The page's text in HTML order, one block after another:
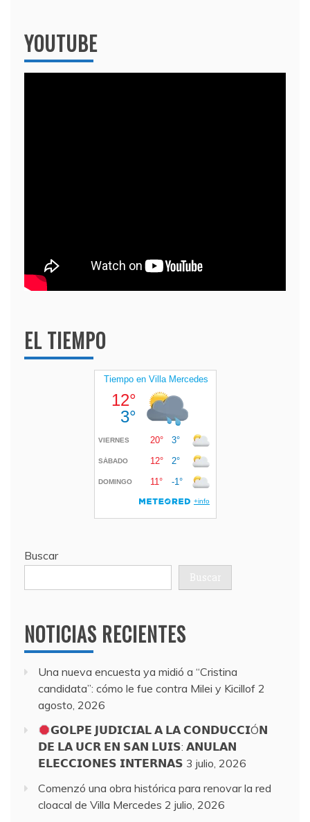
YOUTUBE
EL TIEMPO
Buscar
Buscar
NOTICIAS RECIENTES
Una nueva encuesta ya midió a “Cristina
candidata”: cómo le fue contra Milei y Kicillof 2
agosto, 2026
𝗚𝗢𝗟𝗣𝗘 𝗝𝗨𝗗𝗜𝗖𝗜𝗔𝗟 𝗔 𝗟𝗔 𝗖𝗢𝗡𝗗𝗨𝗖𝗖𝗜Ó𝗡
𝗗𝗘 𝗟𝗔 𝗨𝗖𝗥 𝗘𝗡 𝗦𝗔𝗡 𝗟𝗨𝗜𝗦: 𝗔𝗡𝗨𝗟𝗔𝗡
𝗘𝗟𝗘𝗖𝗖𝗜𝗢𝗡𝗘𝗦 𝗜𝗡𝗧𝗘𝗥𝗡𝗔𝗦 3 julio, 2026
Comenzó una obra histórica para renovar la red
cloacal de Villa Mercedes 2 julio, 2026